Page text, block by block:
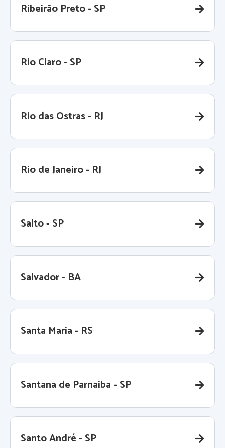
Ribeirão Preto - SP
Rio Claro - SP
Rio das Ostras - RJ
Rio de Janeiro - RJ
Salto - SP
Salvador - BA
Santa Maria - RS
Santana de Parnaiba - SP
Santo André - SP